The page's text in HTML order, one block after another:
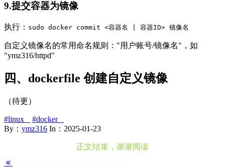
9.提交容器为镜像
执行： sudo docker commit <容器名 | 容器ID> 镜像名
自定义镜像名的常用命名规则："用户账号/镜像名"，如
"ymz316/httpd"
四、dockerfile 创建自定义镜像
（待更）
#linux
#docker
By： ymz316 In： 2025-01-23